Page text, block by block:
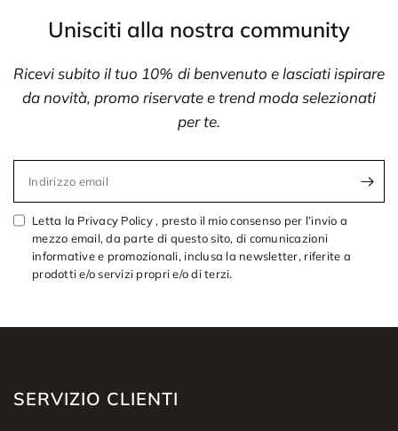
Unisciti alla nostra community
Ricevi subito il tuo 10% di benvenuto e lasciati ispirare
da novità, promo riservate e trend moda selezionati
per te.
Indirizzo email
Letta la Privacy Policy , presto il mio consenso per l’invio a
mezzo email, da parte di questo sito, di comunicazioni
informative e promozionali, inclusa la newsletter, riferite a
prodotti e/o servizi propri e/o di terzi.
SERVIZIO CLIENTI